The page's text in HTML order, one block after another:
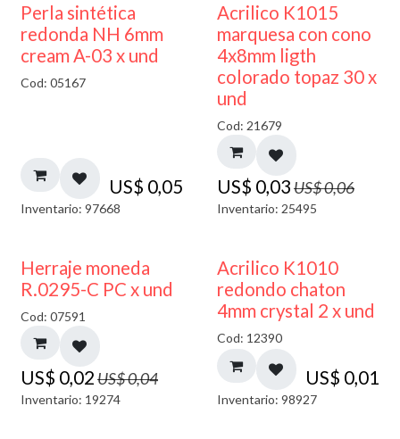
Perla sintética
redonda NH 6mm
cream A-03 x und
Cod: 05167
US$ 0,05
Inventario: 97668
50% DESCUENTO
Acrilico K1015
marquesa con cono
4x8mm ligth
colorado topaz 30 x
und
Cod: 21679
US$ 0,03US$0,06
Inventario: 25495
50% DESCUENTO
Herraje moneda
R.0295-C PC x und
Cod: 07591
US$ 0,02US$0,04
Inventario: 19274
50% DESCUENTO
Acrilico K1010
redondo chaton
4mm crystal 2 x und
Cod: 12390
US$ 0,01
Inventario: 98927